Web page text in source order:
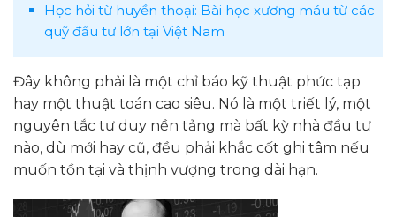
Học hỏi từ huyền thoại: Bài học xương máu từ các
quỹ đầu tư lớn tại Việt Nam
Đây không phải là một chỉ báo kỹ thuật phức tạp
hay một thuật toán cao siêu. Nó là một triết lý, một
nguyên tắc tư duy nền tảng mà bất kỳ nhà đầu tư
nào, dù mới hay cũ, đều phải khắc cốt ghi tâm nếu
muốn tồn tại và thịnh vượng trong dài hạn.